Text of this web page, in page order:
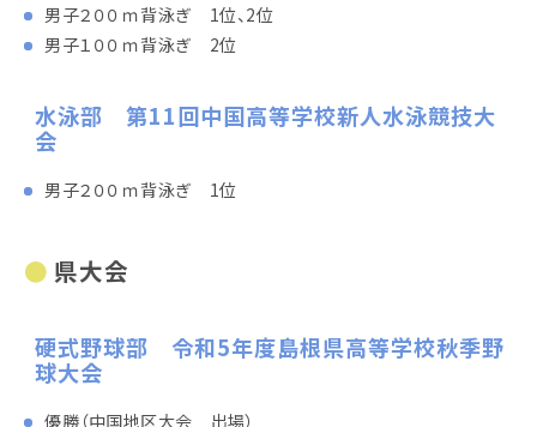
男子２００ｍ背泳ぎ 1位、2位
男子１００ｍ背泳ぎ 2位
水泳部 第11回中国高等学校新人水泳競技大
会
男子２００ｍ背泳ぎ 1位
県大会
硬式野球部 令和5年度島根県高等学校秋季野
球大会
優勝（中国地区大会 出場）